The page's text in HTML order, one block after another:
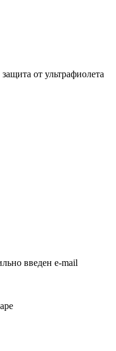
от ультрафиолета
введен e-mail